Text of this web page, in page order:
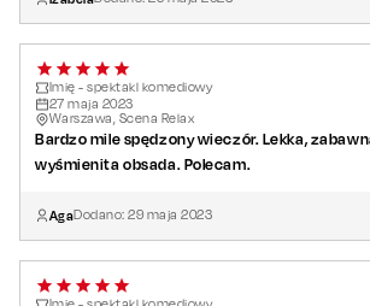
Imię - spektakl komediowy
27 maja 2023
Warszawa, Scena Relax
Bardzo mile spędzony wieczór. Lekka,
wyśmienita obsada. Polecam.
AgaDodano:29 maja 2023